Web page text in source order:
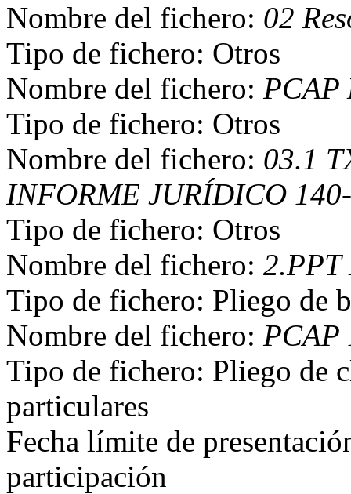
Nombre del fichero: 02
Tipo de fichero: Otros
Nombre del fichero: PCAP
Tipo de fichero: Otros
Nombre del fichero: 03.1
INFORME JURÍDICO
Tipo de fichero: Otros
Nombre del fichero:
Tipo de fichero: Pliego de
Nombre del fichero: PCAP
Tipo de fichero: Pliego de
particulares
Fecha límite de
participación